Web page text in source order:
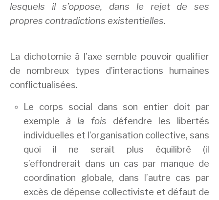
lesquels il s’oppose, dans le rejet de ses
propres contradictions existentielles.
La dichotomie à l’axe semble pouvoir qualifier
de nombreux types d’interactions humaines
conflictualisées.
Le corps social dans son entier doit par
exempleà la fois défendre les libertés
individuelles et l’organisation collective, sans
quoi il ne serait plus équilibré (il
s’effondrerait dans un cas par manque de
coordination globale, dans l’autre cas par
excès de dépense collectiviste et défaut de